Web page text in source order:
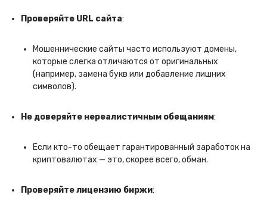
Проверяйте URL сайта:
Мошеннические сайты часто используют домены,
которые слегка отличаются от оригинальных
(например, замена букв или добавление лишних
символов).
Не доверяйте нереалистичным обещаниям:
Если кто-то обещает гарантированный заработок на
криптовалютах — это, скорее всего, обман.
Проверяйте лицензию биржи: